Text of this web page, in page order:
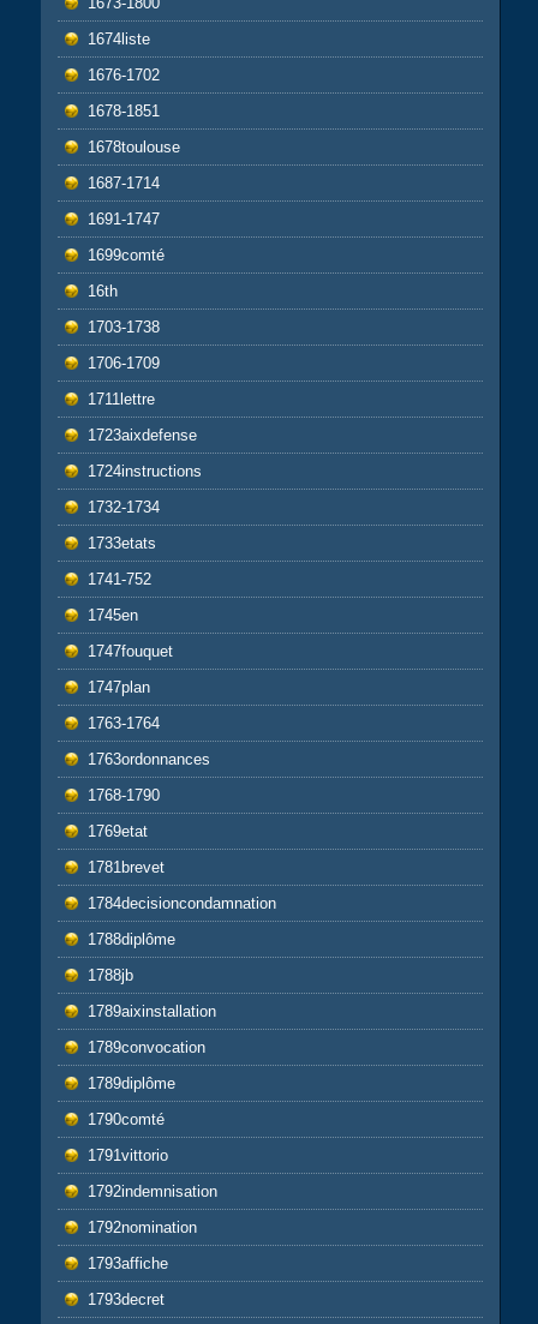
1674liste
1676-1702
1678-1851
1678toulouse
1687-1714
1691-1747
1699comté
16th
1703-1738
1706-1709
1711lettre
1723aixdefense
1724instructions
1732-1734
1733etats
1741-752
1745en
1747fouquet
1747plan
1763-1764
1763ordonnances
1768-1790
1769etat
1781brevet
1784decisioncondamnation
1788diplôme
1788jb
1789aixinstallation
1789convocation
1789diplôme
1790comté
1791vittorio
1792indemnisation
1792nomination
1793affiche
1793decret